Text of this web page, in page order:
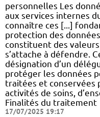
personnelles Les
aux services internes
connaître ces [...]
protection des
constituent des
s’attache à défendre.
désignation d’un
protéger les données
traitées et conservées
activités de soins,
Finalités du traitement
17/07/2025 19:17